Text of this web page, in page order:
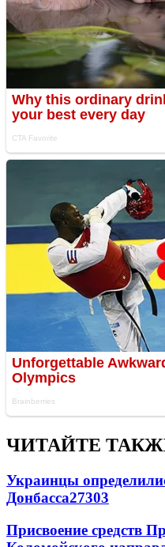
ЧИТАЙТЕ
Украинцы
Донбасса27303
Присвоение средств